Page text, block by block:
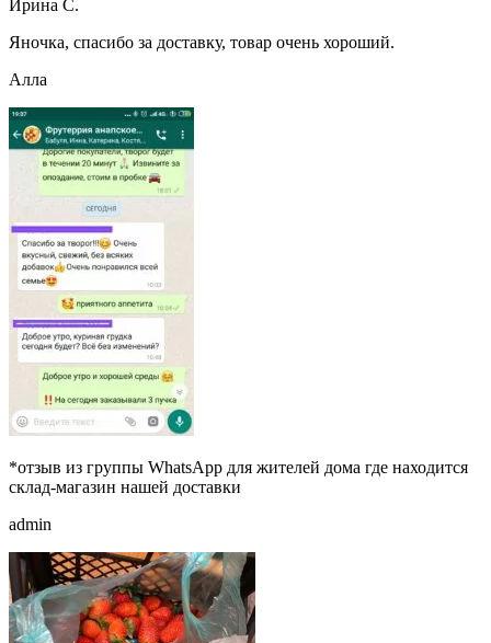
Ирина С.
Яночка, спасибо за доставку, товар очень хороший.
Алла
*отзыв из группы WhatsApp для жителей дома где находится
склад-магазин нашей доставки
admin